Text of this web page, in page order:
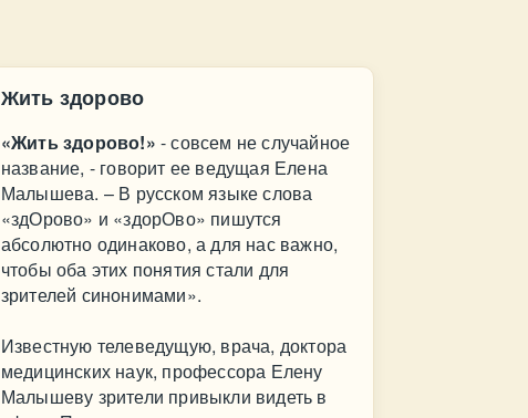
Жить здорово
«Жить здорово!» - совсем не случайное
название, - говорит ее ведущая Елена
Малышева. – В русском языке слова
«здОрово» и «здорОво» пишутся
абсолютно одинаково, а для нас важно,
чтобы оба этих понятия стали для
зрителей синонимами».
Известную телеведущую, врача, доктора
медицинских наук, профессора Елену
Малышеву зрители привыкли видеть в